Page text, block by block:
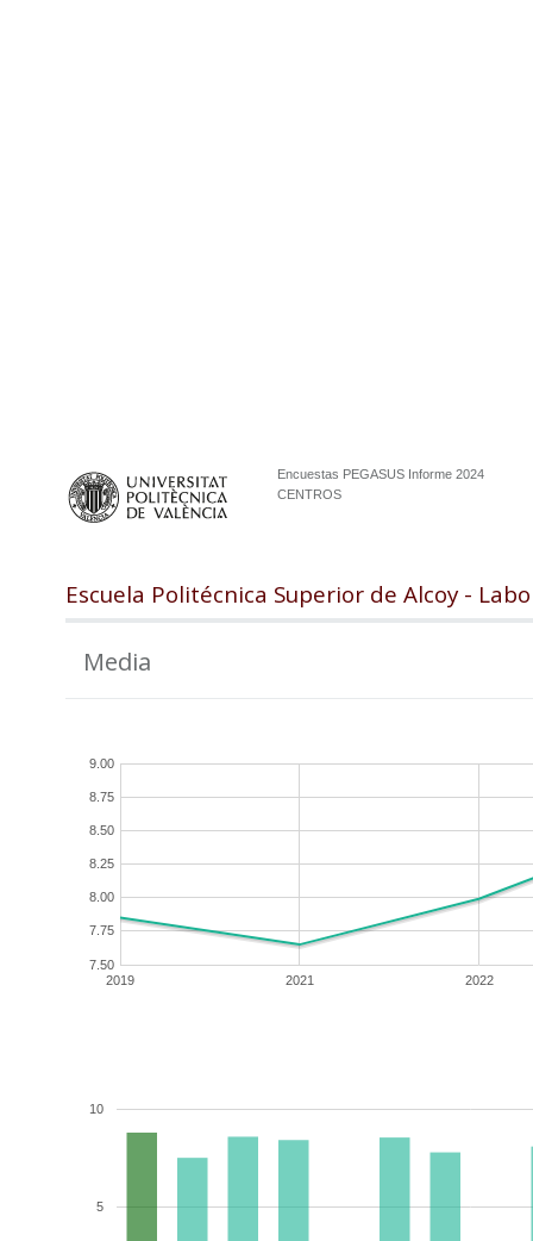
Encuestas PEGASUS Informe 2024
CENTROS
Escuela Politécnica Superior de Alcoy -
Media
2019 2021 2022
7.50
7.75
8.00
8.25
8.50
8.75
9.00
5
10